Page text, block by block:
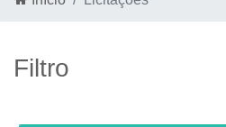
Filtro